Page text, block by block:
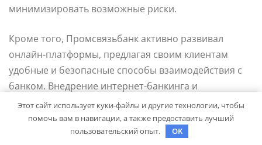
минимизировать возможные риски.
Кроме того, Промсвязьбанк активно развивал
онлайн-платформы, предлагая своим клиентам
удобные и безопасные способы взаимодействия с
банком. Внедрение интернет-банкинга и
мобильного банкинга позволило клиентам
получать доступ к своим счетам и проводить
операции в любое удобное время и место.
Этот сайт использует куки-файлы и другие технологии, чтобы
помочь вам в навигации, а также предоставить лучший
пользовательский опыт.
OK